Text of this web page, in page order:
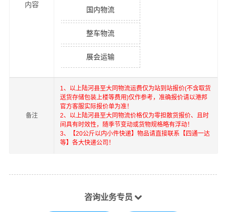
内容
国内物流
整车物流
展会运输
备注
1、以上陆河县至大同 物流运费仅为站到站报价(不含取货
送货存储包装上楼等费用)仅作参考，准确报价请以港邦
官方客服实际报价单为准！
2、以上陆河县至大同 物流价格仅为零担散货报价、且时
间具有时效性，随季节变动或货物规格略有浮动！
3、【20公斤以内小件快递】物品请直接联系【四通一达
等】各大快递公司！
咨询业务专员